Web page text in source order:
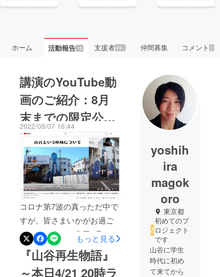
ホーム 活動報告13 支援者99+ 仲間募集 コメント2
講演のYouTube動
画のご紹介：8月
末までの限定公
開！
2022/08/07 16:44
コロナ第7波の真っただ中で
すが、皆さまいかがお過ご
しでしょうか？先日6月18日
に荒川社会福祉協議会のあ
らかわ地域活動サロンふ
もっと見る
『山谷再生物語』
～本日4/21 20時ラ
yoshih
ira
magok
oro
東京都
初めてのプ
ロジェクト
です
山谷に学生
時代に初め
て来てから